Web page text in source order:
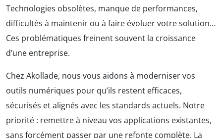
Technologies obsolètes, manque de performances,
difficultés à maintenir ou à faire évoluer votre solution…
Ces problématiques freinent souvent la croissance
d’une entreprise.
Chez Akollade, nous vous aidons à moderniser vos
outils numériques pour qu’ils restent efficaces,
sécurisés et alignés avec les standards actuels. Notre
priorité : remettre à niveau vos applications existantes,
sans forcément passer par une refonte complète. La